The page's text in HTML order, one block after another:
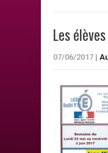
Les
07/06/2017 |